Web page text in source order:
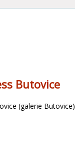
Butovice
(galerie Butovice)